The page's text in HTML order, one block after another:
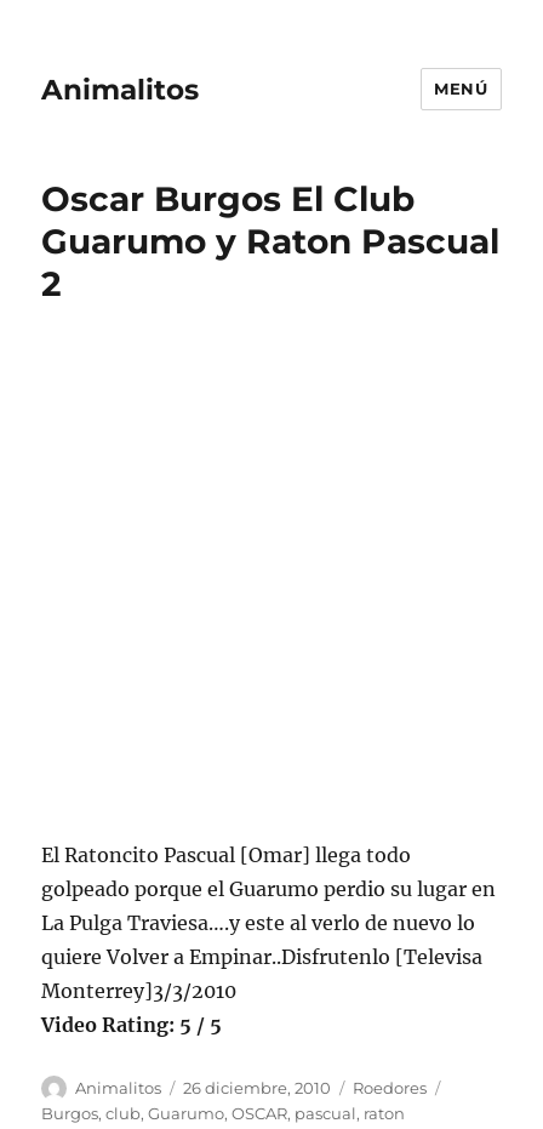
Animalitos MENÚ
Oscar Burgos El Club
Guarumo y Raton Pascual
2
El Ratoncito Pascual [Omar] llega todo
golpeado porque el Guarumo perdio su lugar en
La Pulga Traviesa….y este al verlo de nuevo lo
quiere Volver a Empinar..Disfrutenlo [Televisa
Monterrey]3/3/2010
Video Rating: 5 / 5
Autor
Animalitos
Publicado
el
26 diciembre, 2010 Categorías
Roedores
Burgos,club,Guarumo,OSCAR, pascual, raton